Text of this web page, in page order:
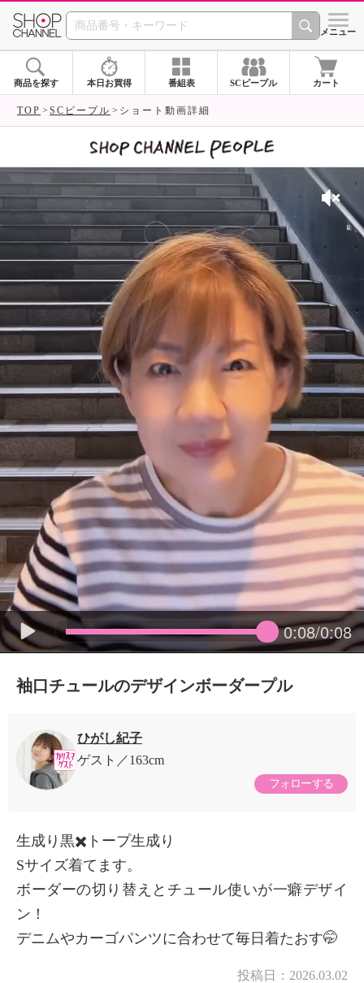
SHOP CHANNEL シメニュー
商品を探す 本日お買得 番組表 SCピープル カート
TOP SCピープル ショート動画詳細
0:08/0:08
袖口チュールのデザインボーダープル
ひがし紀子
ゲスト
163cm
フォローする
生成り黒✖️トープ生成り
Sサイズ着てます。
ボーダーの切り替えとチュール使いが一癖デザイ
ン！
デニムやカーゴパンツに合わせて毎日着たおす🤭
投稿日： 2026.03.02